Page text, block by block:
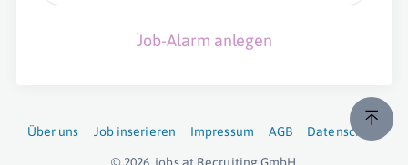
Job-Alarm anlegen
Über uns Job inserieren Impressum AGB Datenschutz